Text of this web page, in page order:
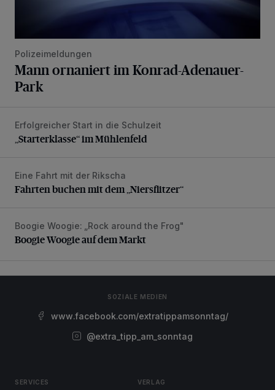
Polizeimeldungen
Mann ornaniert im Konrad-Adenauer-
Park
„Starterklasse“ im Mühlenfeld
Erfolgreicher Start in die Schulzeit
„Starterklasse“ im Mühlenfeld
Fahrten buchen mit dem „Niersflitzer“
Eine Fahrt mit der Rikscha
Fahrten buchen mit dem „Niersflitzer“
Boogie Woogie auf dem Markt
Boogie Woogie: „Rock around the Frog"
Boogie Woogie auf dem Markt
SOZIALE MEDIEN
www.facebook.com/extratippamsonntag/
@extra_tipp_am_sonntag
SERVICES VERLAG